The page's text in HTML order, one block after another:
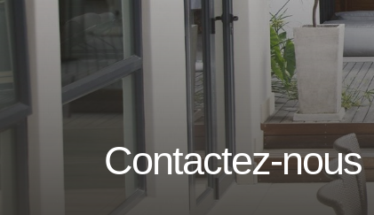
Contactez-nous